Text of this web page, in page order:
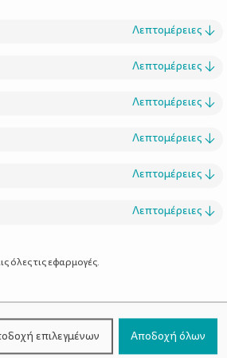
χρειαζόμαστε “ανθεκτικά”
παιδιά που αντέχουν το
Λεπτομέρειες ↓
Λεπτομέρειες ↓
Λεπτομέρειες ↓
Λεπτομέρειες ↓
Λεπτομέρειες ↓
Λεπτομέρειες ↓
όλες τις εφαρμογές.
επιλεγμένων Αποδοχή όλων